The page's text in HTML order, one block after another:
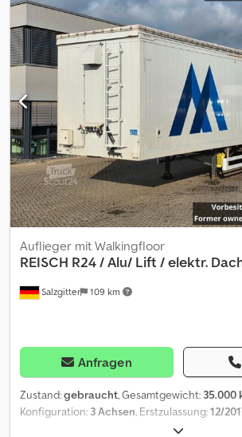
Salzgitter 109 km
Auflieger mit Walkingfloor
REISCH R24 / Alu/ Lift / elektr.
Anfragen
Zustand:gebraucht, Gesamtgewicht: 35.000
Konfiguration: 3 Achsen, Erstzulassung:12/
Besuchen Sie unsere Webseite , wo Sie